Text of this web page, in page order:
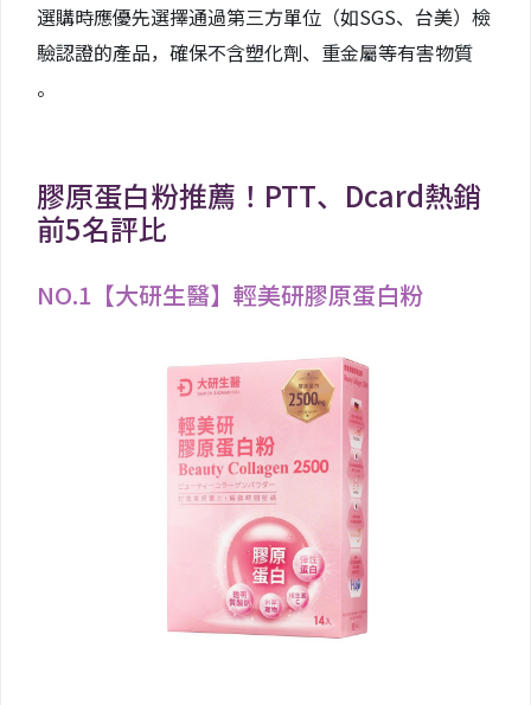
選購時應優先選擇通過第三方單位（如SGS、台美）檢
驗認證的產品，確保不含塑化劑、重金屬等有害物質
。
膠原蛋白粉推薦！PTT、Dcard熱銷
前5名評比
NO.1【大研生醫】輕美研膠原蛋白粉